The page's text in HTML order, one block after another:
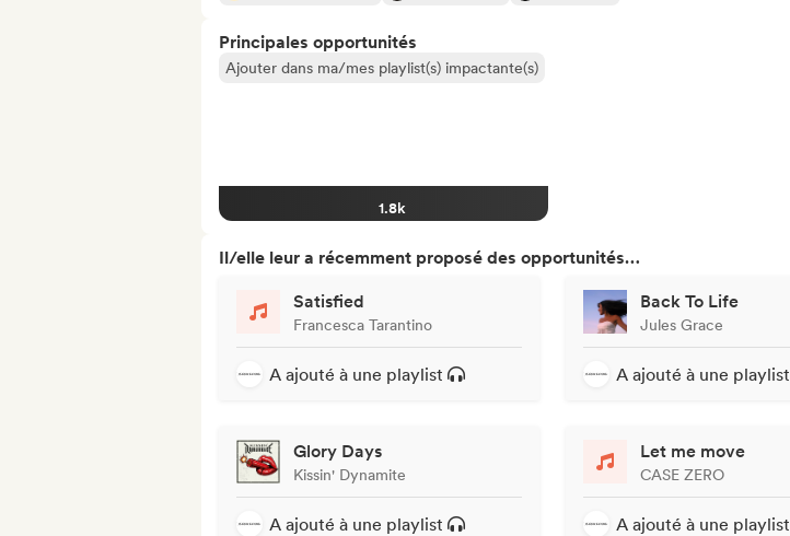
Principales opportunités
Ajouter dans ma/mes playlist(s) impactante(s)
1.8k
Il/elle leur a récemment proposé des opportunités…
Satisfied
Francesca Tarantino
A ajouté à une playlist
Back To Life
Jules Grace
A ajouté à une playlist
Glory Days
Kissin' Dynamite
A ajouté à une playlist
Let me move
CASE ZERO
A ajouté à une playlist